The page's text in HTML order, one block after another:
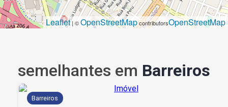
Leaflet| ©OpenStreetMapcontributorsOpenStreetMap
semelhantes em Barreiros
Barreiros